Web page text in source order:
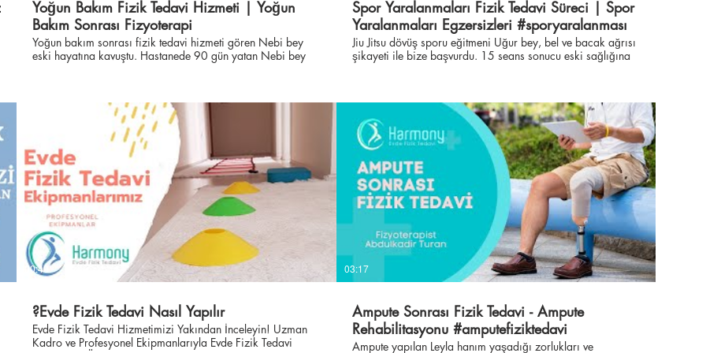
Spor Yaralanmaları Fizik Tedavi Süreci | Spor
Yaralanmaları Egzersizleri #sporyaralanması
Jiu Jitsu dövüş sporu eğitmeni Uğur bey, bel ve bacak ağrısı
şikayeti ile bize başvurdu. 15 seans sonucu eski sağlığına
fizyoterapiste danışmadan spora devam ETMEMENİZİ
tavsiye ederiz. Size özel tedavi programlarımızdan
yararlanmak veya genel sağlık durumunuz hakkında bilgi
edinmek için ücretsiz muayene fırsatından yararlanın.
Detaylı bilgi için lütfen bize ulaşın. ☎ +90 212 934 15 34
www.harmonyfiziktedavi.com #jiujitsu #sporyaralanması
#sportsinjury #harmonyfiziktedavi #harmonyevdefiziktedavi
#sporsakatlanmasıfizyoterapi #sporsakatlanmasıfiziktedavi
#sporsakatlanması #sporyaralanmasıegzersiz
#harmonyfizik
Yoğun Bakım Fizik Tedavi Hizmeti | Yoğun
Bakım Sonrası Fizyoterapi
#yoğunbakımfiziktedavi
Yoğun bakım sonrası fizik tedavi hizmeti gören Nebi bey
eski hayatına kavuştu. Hastanede 90 gün yatan Nebi bey
durumunuz hakkında bilgi edinmek için ücretsiz muayene
fırsatından yararlanın. Detaylı bilgi için lütfen bize ulaşın.
☎ +90 212 934 15 34 www.harmonyfiziktedavi.com
Yoğun bakım sonrası hastanın başarılı hikayesi
#yoğunbakımsonrasıfiziktedavi
#yoğunbakımrehabilitasyonu #yoğunbakımfiziktedavi
#harmonyfiziktedavi #evdefiziktedavi #evdefizyoterapi
#physiotherapist #intensivecare
03:17
Ampute Sonrası Fizik Tedavi - Ampute
Rehabilitasyonu #amputefiziktedavi
#harmonyfiziktedavi
Ampute yapılan Leyla hanım yaşadığı zorlukları ve
00:40
Evde Fizik Tedavi Nasıl Yapılır?
Evde Fizik Tedavi Hizmetimizi Yakından İnceleyin! Uzman
Kadro ve Profesyonel Ekipmanlarıyla Evde Fizik Tedavi